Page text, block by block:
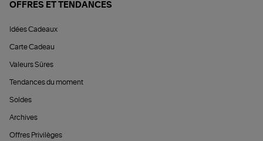
OFFRES ET TENDANCES
Idées Cadeaux
Carte Cadeau
Valeurs Sûres
Tendances du moment
Soldes
Archives
Offres Privilèges